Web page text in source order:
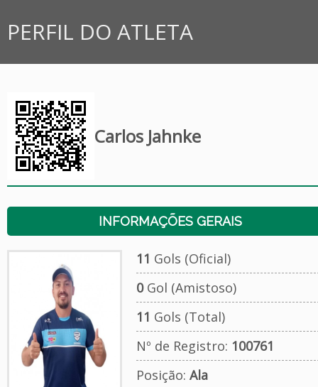
PERFIL DO ATLETA
Carlos Jahnke
INFORMAÇÕES GERAIS
11 Gols (Oficial)
0Gol (Amistoso)
11 Gols (Total)
Nº de Registro: 100761
Posição: Ala